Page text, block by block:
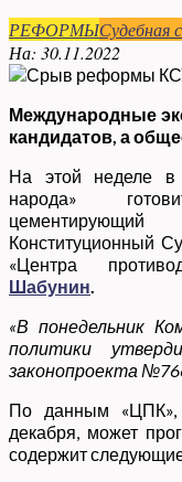
РЕФОРМЫСудебная
На: 30.11.2022
Международные
кандидатов, а
На этой неделе в
народа»
цементирующий
Конституционный
«Центра
Шабунин.
«В понедельник
политики
законопроекта
По данным «ЦПК»,
декабря, может
содержит